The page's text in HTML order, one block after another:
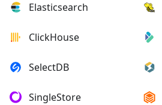
Elasticsearch
ClickHouse
SelectDB
SingleStore